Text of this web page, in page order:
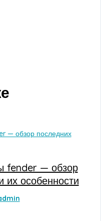
fender — обзор
их особенности